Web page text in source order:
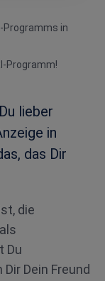
Programms in
Programm!
lieber
in
das Dir
die
Du
Dein Freund